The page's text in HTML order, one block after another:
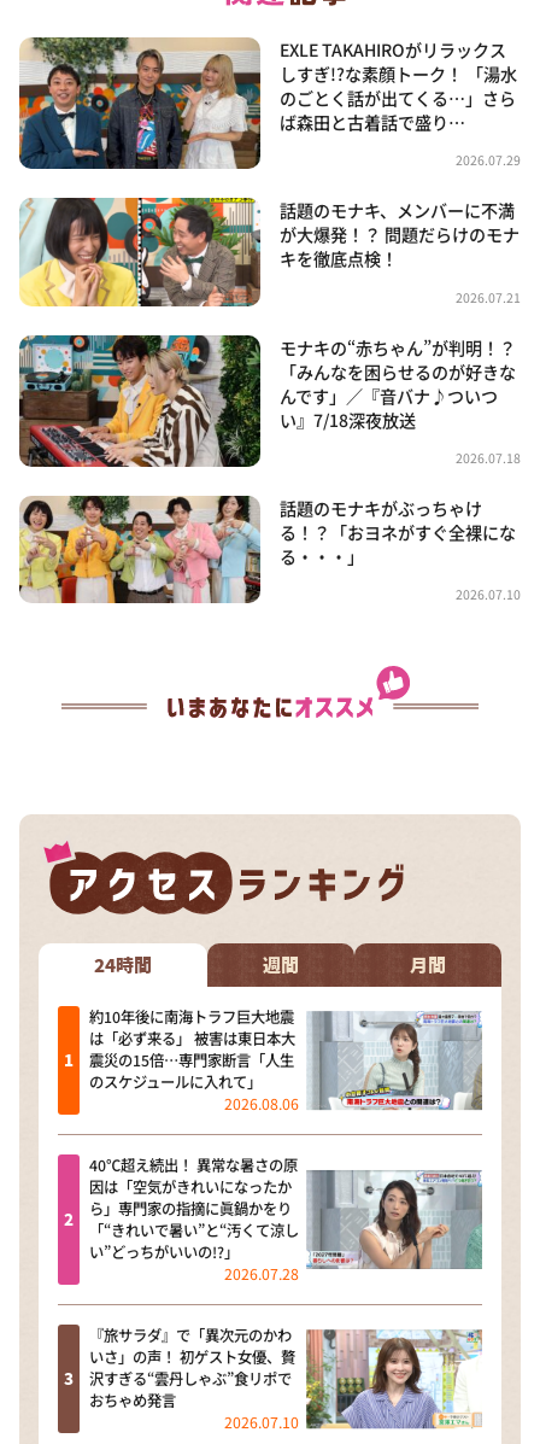
EXLE TAKAHIROがリラックス
しすぎ!?な素顔トーク！ 「湯水
のごとく話が出てくる…」さら
ば森田と古着話で盛り…
2026.07.29
話題のモナキ、メンバーに不満
が大爆発！？ 問題だらけのモナ
キを徹底点検！
2026.07.21
モナキの“赤ちゃん”が判明！？
「みんなを困らせるのが好きな
んです」／『音バナ♪ついつ
い』7/18深夜放送
2026.07.18
話題のモナキがぶっちゃけ
る！？「おヨネがすぐ全裸にな
る・・・」
2026.07.10
24時間 週間 月間
約10年後に南海トラフ巨大地震
は「必ず来る」 被害は東日本大
震災の15倍…専門家断言「人生
のスケジュールに入れて」
2026.08.06
40℃超え続出！ 異常な暑さの原
因は「空気がきれいになったか
ら」専門家の指摘に眞鍋かをり
「“きれいで暑い”と“汚くて涼し
い”どっちがいいの!?」
2026.07.28
『旅サラダ』で「異次元のかわ
いさ」の声！ 初ゲスト女優、贅
沢すぎる“雲丹しゃぶ”食リポで
おちゃめ発言
2026.07.10